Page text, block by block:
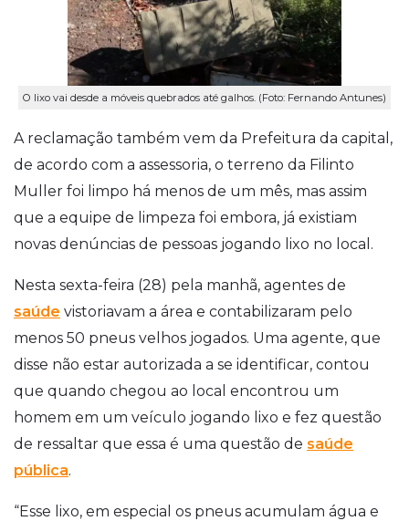
O lixo vai desde a móveis quebrados até galhos. (Foto: Fernando Antunes)
A reclamação também vem da Prefeitura da capital,
de acordo com a assessoria, o terreno da Filinto
Muller foi limpo há menos de um mês, mas assim
que a equipe de limpeza foi embora, já existiam
novas denúncias de pessoas jogando lixo no local.
Nesta sexta-feira (28) pela manhã, agentes de
saúde vistoriavam a área e contabilizaram pelo
menos 50 pneus velhos jogados. Uma agente, que
disse não estar autorizada a se identificar, contou
que quando chegou ao local encontrou um
homem em um veículo jogando lixo e fez questão
de ressaltar que essa é uma questão de saúde
pública.
“Esse lixo, em especial os pneus acumulam água e